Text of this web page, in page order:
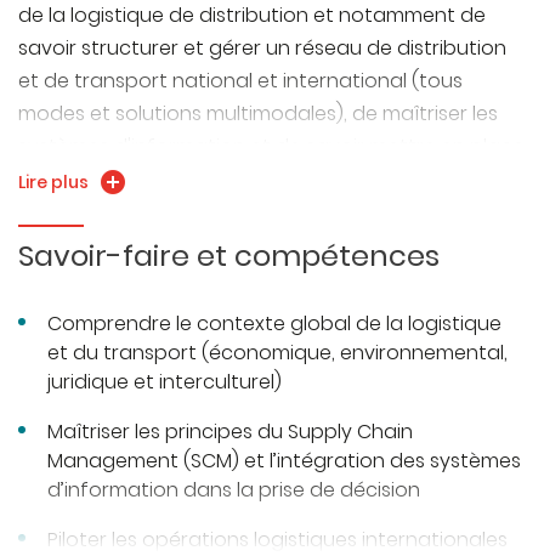
de la logistique de distribution et notamment de
savoir structurer et gérer un réseau de distribution
et de transport national et international (tous
modes et solutions multimodales), de maîtriser les
une politique de contrôle de gestion.
Lire plus
Savoir-faire et compétences
Comprendre le contexte global de la logistique
et du transport (économique, environnemental,
juridique et interculturel)
Maîtriser les principes du Supply Chain
Management (SCM) et l’intégration des systèmes
d’information dans la prise de décision
Piloter les opérations logistiques internationales